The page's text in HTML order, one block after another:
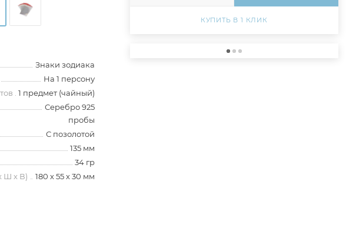
Знаки зодиака
На 1 персону
1 предмет (чайный)
Серебро 925
пробы
С позолотой
135 мм
34 гр
Ш х В)
180 х 55 х 30 мм
КУПИТЬ В 1 КЛИК